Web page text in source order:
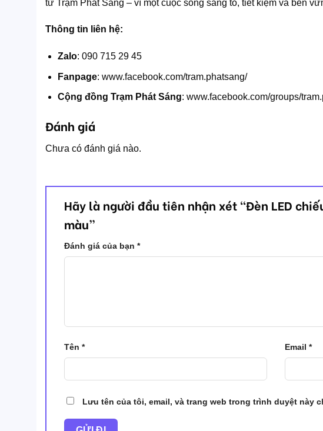
từ Trạm Phát Sáng – vì một cuộc sống sáng tỏ, tiết kiệm và bền
Thông tin liên hệ:
Zalo: 090 715 29 45
Fanpage: www.facebook.com/tram.phatsang/
Cộng đồng Trạm Phát Sáng: www.facebook.com/groups/
Đánh giá
Chưa có đánh giá nào.
Hãy là người đầu tiên nhận xét “Đèn LED
màu”
Đánh giá của bạn *
Tên * Email *
Lưu tên của tôi, email, và trang web trong trình duyệt này